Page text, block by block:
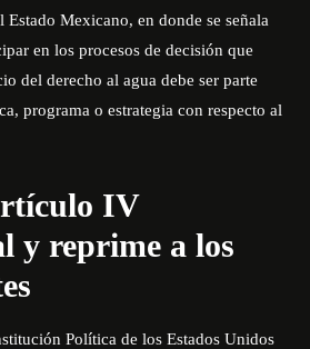
Mexicano, en donde se señala
en los procesos de decisión que
del derecho al agua debe ser parte
programa o estrategia con respecto al
IV
y reprime a los
Política de los Estados Unidos